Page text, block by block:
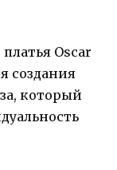
Oscar
создания
который